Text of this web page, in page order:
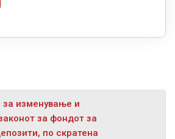
за изменување и
за фондот за
по скратена